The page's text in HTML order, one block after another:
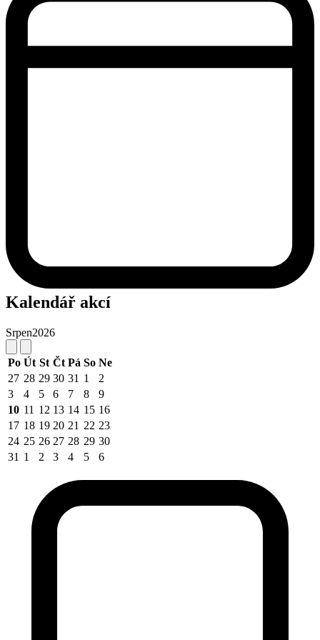
Kalendář akcí
Srpen2026
Po Út St Čt Pá So Ne
27 28 29 30 31 1
2
3
4 5 6 7 8
9
10 11 12 13 14 15 16
17 18 19 20 21 22 23
24 25 26 27 28 29 30
31 1 2 3 4 5 6